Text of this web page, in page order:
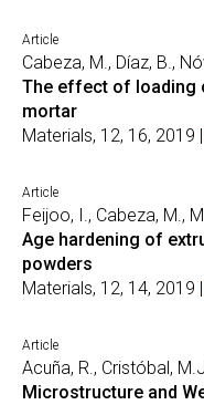
Article
Cabeza, M., Díaz, B.,
The effect of loading
mortar
Materials, 12, 16, 2019 |
Article
Feijoo, I., Cabeza, M.,
Age hardening of
powders
Materials, 12, 14, 2019 |
Article
Acuña, R., Cristóbal,
Microstructure and